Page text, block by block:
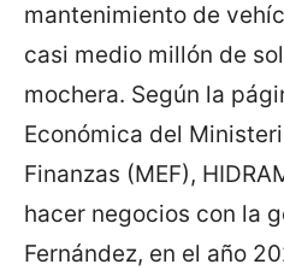
mantenimiento de
casi medio millón de
mochera. Según la
Económica del
Finanzas (MEF),
hacer negocios con la
Fernández, en el año